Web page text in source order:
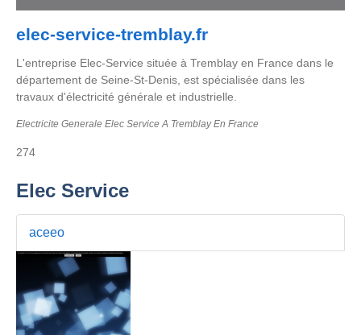
elec-service-tremblay.fr
L'entreprise Elec-Service située à Tremblay en France dans le
département de Seine-St-Denis, est spécialisée dans les
travaux d'électricité générale et industrielle.
Electricite Generale Elec Service A Tremblay En France
274
Elec Service
aceeo